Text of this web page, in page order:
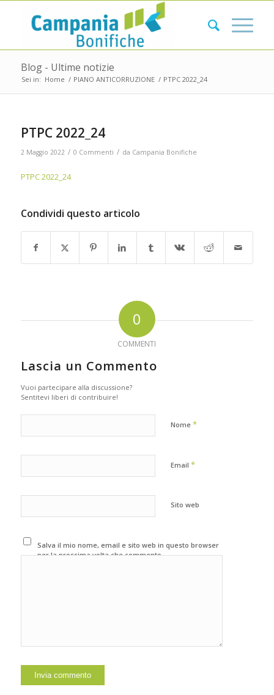
Blog - Ultime notizie
Sei in: Home / PIANO ANTICORRUZIONE / PTPC 2022_24
PTPC 2022_24
2 Maggio 2022 / 0 Commenti / da Campania Bonifiche
PTPC 2022_24
Condividi questo articolo
0
COMMENTI
Lascia un Commento
Vuoi partecipare alla discussione?
Sentitevi liberi di contribuire!
Nome *
Email *
Sito web
Salva il mio nome, email e sito web in questo browser
per la prossima volta che commento.